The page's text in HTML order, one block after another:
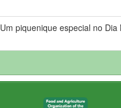
Um piquenique especial no Dia